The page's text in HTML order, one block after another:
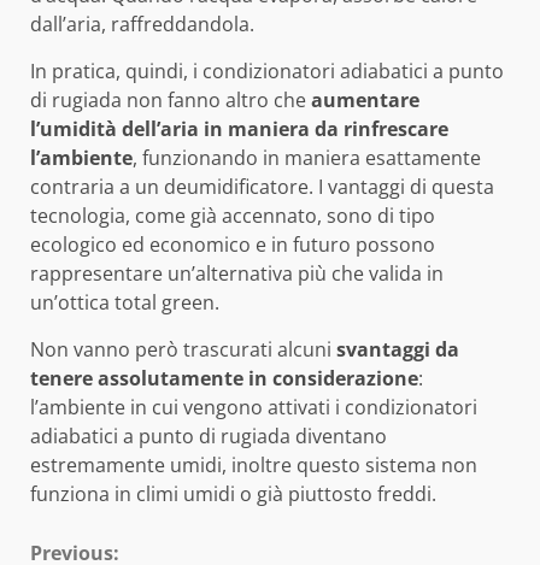
dall’aria, raffreddandola.
In pratica, quindi, i condizionatori adiabatici a punto
di rugiada non fanno altro cheaumentare
l’umidità dell’aria in maniera da rinfrescare
l’ambiente, funzionando in maniera esattamente
contraria a un deumidificatore. I vantaggi di questa
tecnologia, come già accennato, sono di tipo
ecologico ed economico e in futuro possono
rappresentare un’alternativa più che valida in
un’ottica total green.
Non vanno però trascurati alcuni svantaggi da
tenere assolutamente in considerazione:
l’ambiente in cui vengono attivati i condizionatori
adiabatici a punto di rugiada diventano
estremamente umidi, inoltre questo sistema non
funziona in climi umidi o già piuttosto freddi.
Previous: